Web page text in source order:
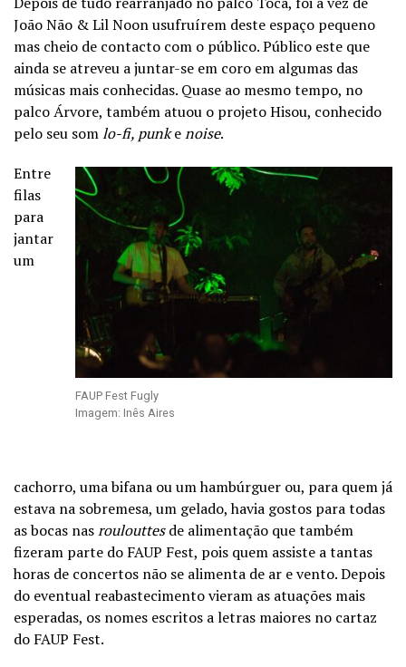
João Não & Lil Noon usufruírem deste espaço pequeno
mas cheio de contacto com o público. Público este que
ainda se atreveu a juntar-se em coro em algumas das
músicas mais conhecidas. Quase ao mesmo tempo, no
palco Árvore, também atuou o projeto Hisou, conhecido
pelo seu somlo-fi, punkenoise.
FAUP Fest Fugly
Imagem: Inês Aires
Entre
filas
para
jantar
um
cachorro, uma bifana ou um hambúrguer ou, para quem já
estava na sobremesa, um gelado, havia gostos para todas
as bocas nasroulouttesde alimentação que também
fizeram parte do FAUP Fest, pois quem assiste a tantas
horas de concertos não se alimenta de ar e vento. Depois
do eventual reabastecimento vieram as atuações mais
esperadas, os nomes escritos a letras maiores no cartaz
do FAUP Fest.